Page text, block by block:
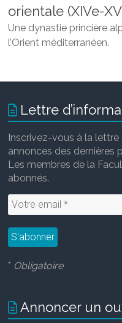
lettres
orientale (XIVe-
Une dynastie princière
l’Orient méditerranéen.
Lettre
Inscrivez-vous à la
annonces des dernières
Les membres de la
abonnés.
* Obligatoire
Annoncer un